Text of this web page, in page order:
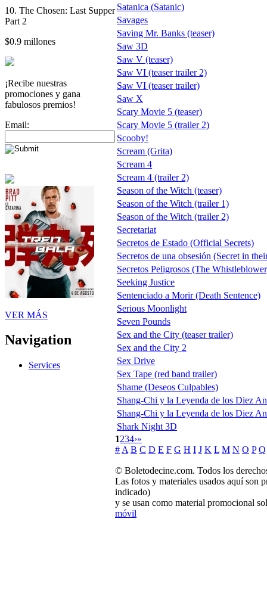
10. The Chosen: Last Supper
Part 2
$0.9 millones
¡Recibe nuestras
promociones y gana
fabulosos premios!
Email:
VER MÁS
Navigation
Services
Satanica (Satanic)
Savages
Saving Mr. Banks (teaser)
Saw 3D
Saw V (teaser)
Saw VI (teaser trailer 2)
Saw VI (teaser trailer)
Saw X
Scary Movie 5 (teaser)
Scary Movie 5 (trailer 2)
Scooby!
Scream (Grita)
Scream 4
Scream 4 (trailer 2)
Season of the Witch (teaser)
Season of the Witch (trailer 1)
Season of the Witch (trailer 2)
Secretariat
Secretos de Estado (Official Secrets)
Secretos de una obsesión (Secret in
Secretos Peligrosos (The
Seeking Justice
Sentenciado a Morir (Death Sentence)
Serious Moonlight
Seven Pounds
Sex and the City (teaser trailer)
Sex and the City 2
Sex Drive
Sex Tape (red band trailer)
Shame (Deseos Culpables)
Shang-Chi y la Leyenda de los Diez
Shang-Chi y la Leyenda de los Diez
Shark Night 3D
1234›»
#A B C D E F G H I J K L M N O P Q
© Boletodecine.com. Todos los
Las fotos y materiales usados aquí son
indicado)
y se usan como material promocional
móvil